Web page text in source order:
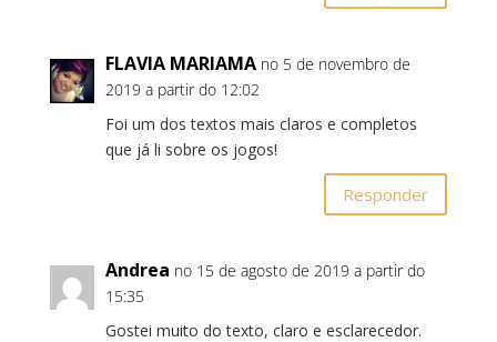
FLAVIA MARIAMA no 5 de novembro de
2019 a partir do 12:02
Foi um dos textos mais claros e completos
que já li sobre os jogos!
Responder
Andrea no 15 de agosto de 2019 a partir do
15:35
Gostei muito do texto, claro e esclarecedor.